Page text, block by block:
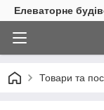
Елеваторне
Товари та